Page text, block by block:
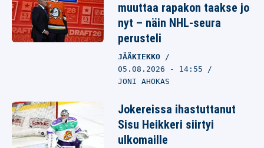
muuttaa rapakon taakse jo
nyt – näin NHL-seura
perusteli
JÄÄKIEKKO
05.08.2026 - 14:55
JONI AHOKAS
Jokereissa ihastuttanut
Sisu Heikkeri siirtyi
ulkomaille